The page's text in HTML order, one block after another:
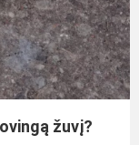
žuvį?